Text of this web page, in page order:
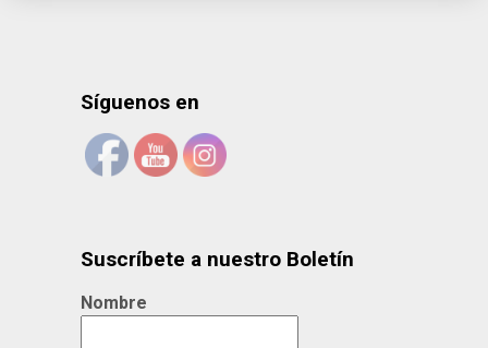
Síguenos en
Suscríbete a nuestro Boletín
Nombre